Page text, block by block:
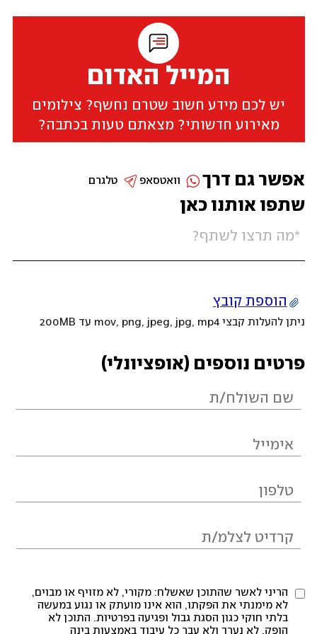
המייל האדום
יש לכם מידע חשוב שטרם נחשף? צילומים
מאירוע חדשותי? מצאתם טעות בכתבה?
שתפו אותנו כאן
הוספת קובץ
ניתן להעלות קבצי mov, png, jpeg, jpg, mp4 עד 200MB
פרטים נוספים (אופציונלי)
הריני לאשר שהתוכן שאשלח: מקורי, לא מזויף או מבוים,
לא מימנתי את הפקתו, הוא אינו מועתק או נגוע במעשה
בלתי חוקי כגון הסגת גבול ופגיעה בפרטיות. התוכן לא
הופק, לא נערך ולא עבר כל עיבוד באמצעות בינה
אפשר גם דרך טלגרם וואטסאפ